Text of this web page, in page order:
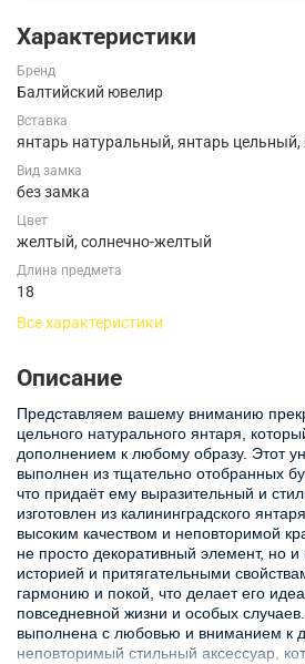
Характеристики
Бренд
Балтийский ювелир
Вставка
янтарь натуральный, янтарь
Вид замка
без замка
Цвет
желтый, солнечно-желтый
Длина предмета
18
Все характеристики
Описание
Представляем вашему вниманию
цельного натурального янтаря,
дополнением к любому образу. Этот
выполнен из тщательно отобранных
что придаёт ему выразительный и
изготовлен из калининградского
высоким качеством и неповторимой
не просто декоративный элемент, но и
историей и притягательными
гармонию и покой, что делает его
повседневной жизни и особых
выполнена с любовью и вниманием к
неповторимый стильный аксессуар,